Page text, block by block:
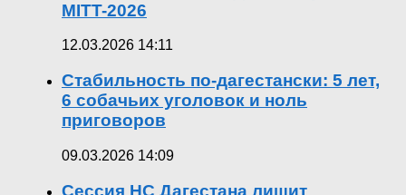
MITT-2026
12.03.2026 14:11
Стабильность по-дагестански: 5 лет,
6 собачьих уголовок и ноль
приговоров
09.03.2026 14:09
Сессия НС Дагестана лишит